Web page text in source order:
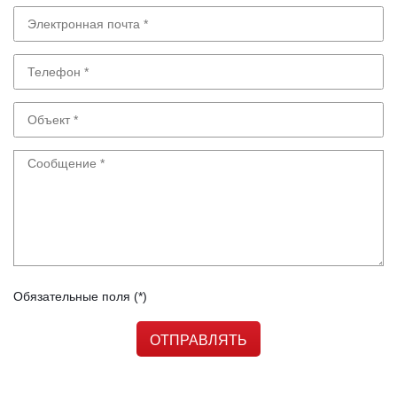
Электронная
почта
Телефон
Объект
Сообщение
Обязательные поля (*)